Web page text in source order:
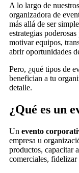
A lo largo de
organizadora de
más allá de ser
estrategias
motivar equipos,
abrir oportunidades
Pero, ¿qué tipos de
benefician a tu
detalle.
¿Qué es un
Un evento
empresa u
productos, capacitar
comerciales,